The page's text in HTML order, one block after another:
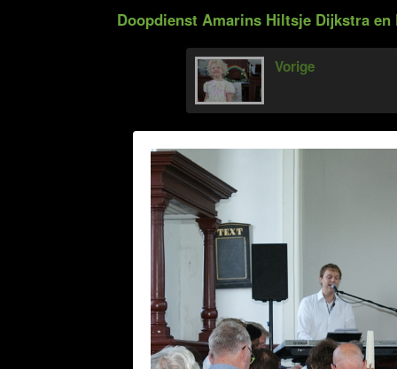
Doopdienst Amarins Hiltsje Dijkstra
Vorige